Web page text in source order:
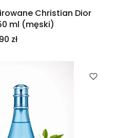
Christian Dior
ml (męski)
zł